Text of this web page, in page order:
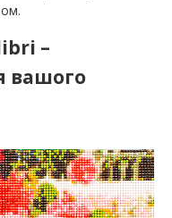
–
вашого